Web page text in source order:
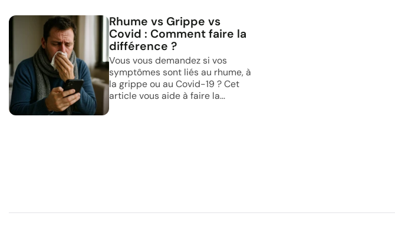
Rhume vs Grippe vs
Covid : Comment faire la
différence ?
Vous vous demandez si vos
symptômes sont liés au rhume, à
la grippe ou au Covid-19 ? Cet
article vous aide à faire la...